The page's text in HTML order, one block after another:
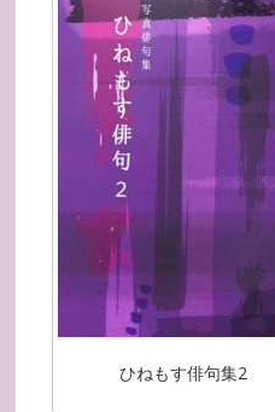
ひねもす俳句集2